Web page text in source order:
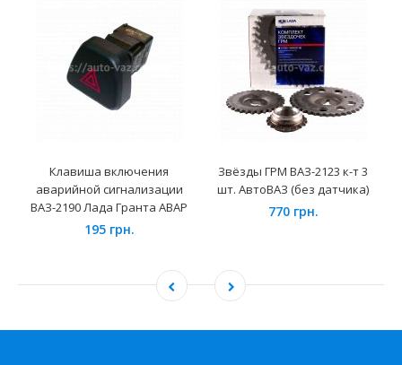
Клавиша включения
аварийной сигнализации
ВАЗ-2190 Лада Гранта АВАР
195 грн.
Звёзды ГРМ ВАЗ-2123 к-т 3
шт. АвтоВАЗ (без датчика)
770 грн.